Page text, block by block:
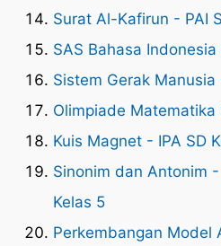
Surat Al-Kafirun - PAI
SAS Bahasa Indonesia
Sistem Gerak Manusia
Olimpiade Matematika
Kuis Magnet - IPA SD
Sinonim dan Antonim
Kelas 5
Perkembangan Model